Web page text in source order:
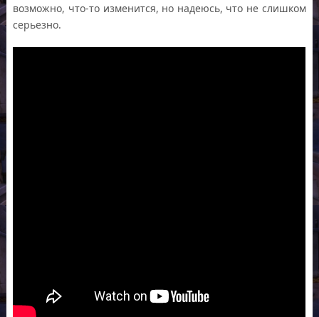
возможно, что-то изменится, но надеюсь, что не слишком
серьезно.